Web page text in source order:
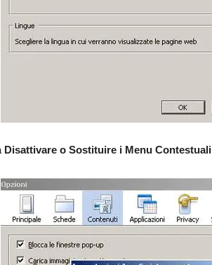
Disattivare o Sostituire i Menu Contestuali